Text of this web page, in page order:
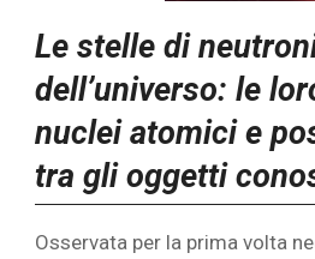
Le stelle di
dell’universo: le
nuclei atomici e
tra gli oggetti
Osservata per la prima volta